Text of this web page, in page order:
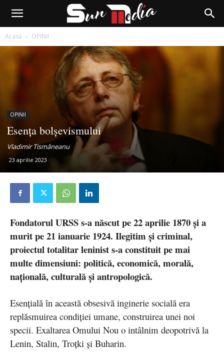
Acasă OPINII
OPINII
Esența bolșevismului
Vladimir Tismăneanu
23 aprilie 2023
Fondatorul URSS s-a născut pe 22 aprilie 1870 și a
murit pe 21 ianuarie 1924. Ilegitim și criminal,
proiectul totalitar leninist s-a constituit pe mai
multe dimensiuni: politică, economică, morală,
națională, culturală şi antropologică.
Esenţială în această obsesivă inginerie socială era
replăsmuirea condiţiei umane, construirea unei noi
specii. Exaltarea Omului Nou o intâlnim deopotrivă la
Lenin, Stalin, Troţki şi Buharin.